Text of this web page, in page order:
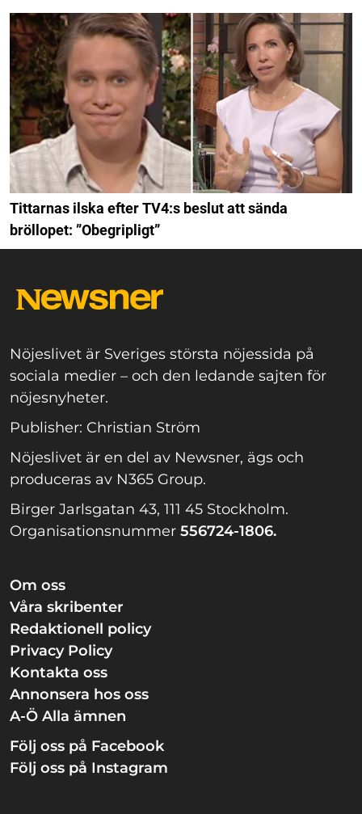
Tittarnas ilska efter TV4:s beslut att sända
bröllopet: ”Obegripligt”
Nöjeslivet är Sveriges största nöjessida på
sociala medier – och den ledande sajten för
nöjesnyheter.
Publisher: Christian Ström
Nöjeslivet är en del av Newsner, ägs och
produceras av N365 Group.
Birger Jarlsgatan 43, 111 45 Stockholm.
Organisationsnummer 556724-1806.
Om oss
Våra skribenter
Redaktionell policy
Privacy Policy
Kontakta oss
Annonsera hos oss
A-Ö Alla ämnen
Följ oss på Facebook
Följ oss på Instagram